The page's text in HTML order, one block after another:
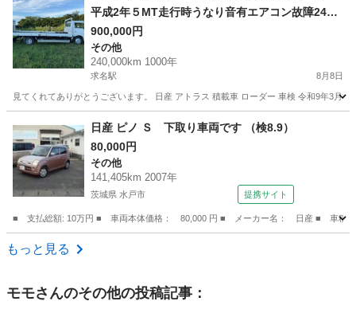
平成2年５MT走行時うなり音有エアコン故障24万
キロ積載量2150ｋｇ車検令和9年3月31日迄自動車
税リサイクル込
900,000円
その他
240,000km 1000年
求名駅 8月8日
見てくれてありがとうございます。 日産 アトラス 積載車 ローダー 車検 令和9年3月
求名駅 その他
日産 ピノ Ｓ 下取り車両です （検8.9）
80,000円
その他
141,405km 2007年
茨城県 水戸市 提携サイト
■ 支払総額: 10万円 ■ 車両本体価格： 80,000 円 ■ メーカー名： 日産 ■ 車
茨城 水戸市
もっと見る
モモさんのその他の投稿記事：